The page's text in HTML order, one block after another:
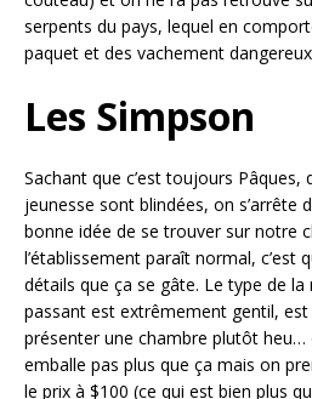
serpents du pays, lequel en
paquet et des vachement
Les Simpson
Sachant que c’est toujours Pâques,
jeunesse sont blindées, on s’arrête
bonne idée de se trouver sur notre
l’établissement paraît normal, c’est
détails que ça se gâte. Le type de
passant est extrêmement gentil,
présenter une chambre plutôt heu…
emballe pas plus que ça mais on
le prix à $100 (ce qui est bien plus